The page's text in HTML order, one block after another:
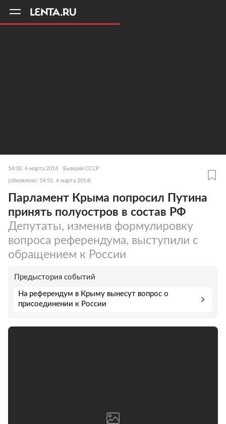
14:00, 6 марта 2014 Бывший СССР
(обновлено: 14:55, 6 марта 2014)
Парламент Крыма попросил Путина
принять полуостров в состав РФ
Депутаты, изменив формулировку
вопроса референдума, выступили с
обращением к России
Предыстория событий
На референдум в Крыму вынесут вопрос о
присоединении к России